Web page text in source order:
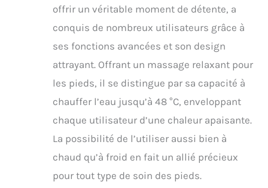
pendant l'utilisation
PERFORMANT : l'eau
peut être chauffée en 8
- le boîtier du bain de
massage des pieds est
assure une meilleure
isolation thermique
embouts de pédicure
fournis (extracteur de
callosités, embout
brosse, embout
offrir un véritable moment de détente, a
conquis de nombreux utilisateurs grâce à
ses fonctions avancées et son design
attrayant. Offrant un massage relaxant pour
les pieds, il se distingue par sa capacité à
chauffer l’eau jusqu’à 48 °C, enveloppant
chaque utilisateur d’une chaleur apaisante.
La possibilité de l’utiliser aussi bien à
chaud qu’à froid en fait un allié précieux
pour tout type de soin des pieds.